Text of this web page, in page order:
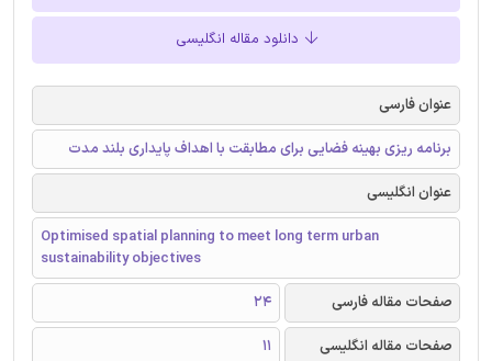
دانلود مقاله انگلیسی
عنوان فارسی
برنامه ریزی بهینه فضایی برای مطابقت با اهداف پایداری بلند مدت
عنوان انگلیسی
Optimised spatial planning to meet long term urban
sustainability objectives
صفحات مقاله فارسی
24
صفحات مقاله انگلیسی
11